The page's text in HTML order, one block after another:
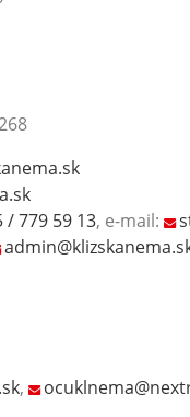
/ 779 59 13, e-mail:
,